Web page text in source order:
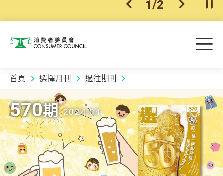
上一個
1/2 下一個開
消費者委員會 目
首頁 選擇月刊 過往期刊
2024.04 | 570期
570期 2024.04
570期 2024.04
570期 2024.04
570期 2024.04